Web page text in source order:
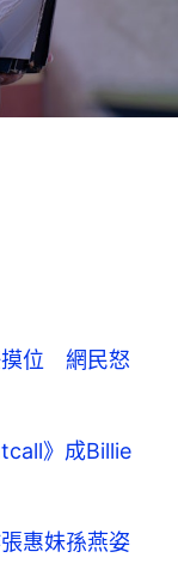
摸位 網民怒
》成Billie
惠妹孫燕姿